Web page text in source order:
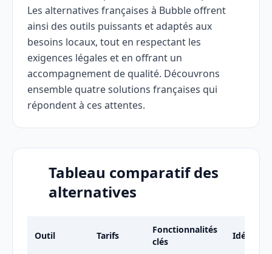
Les alternatives françaises à Bubble offrent
ainsi des outils puissants et adaptés aux
besoins locaux, tout en respectant les
exigences légales et en offrant un
accompagnement de qualité. Découvrons
ensemble quatre solutions françaises qui
répondent à ces attentes.
Tableau comparatif des
alternatives
Outil Tarifs
Fonctionnalités
clés
Idéal